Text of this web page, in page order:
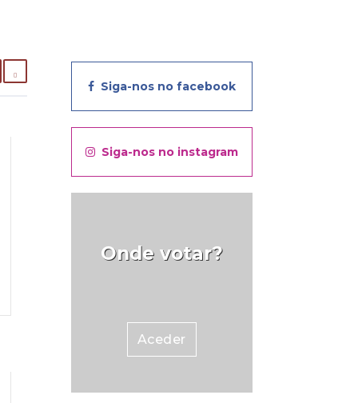
Siga-nos no facebook
Siga-nos no instagram
Onde votar?
Aceder